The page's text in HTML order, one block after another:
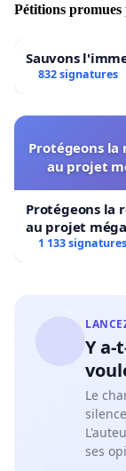
Facebook
02/
Facebook
de-la-pilule/
Fiche résumé
http://
http://
http://
Pétitions
Sauvons
832 signatures
Protégeons la
au projet
Protégeons la
au projet
1 133 signatures
Y a-
Le
ses